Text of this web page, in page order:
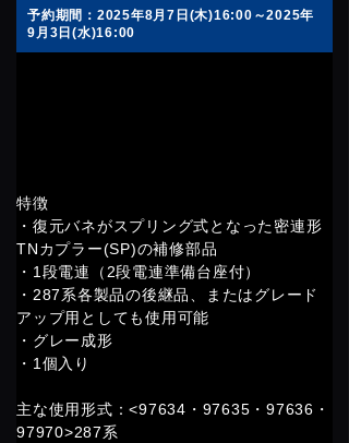
予約期間：2025年8月7日(木)16:00～2025年
9月3日(水)16:00
特徴
・復元バネがスプリング式となった密連形
TNカプラー(SP)の補修部品
・1段電連（2段電連準備台座付）
・287系各製品の後継品、またはグレード
アップ用としても使用可能
・グレー成形
・1個入り
主な使用形式：<97634・97635・97636・
97970>287系